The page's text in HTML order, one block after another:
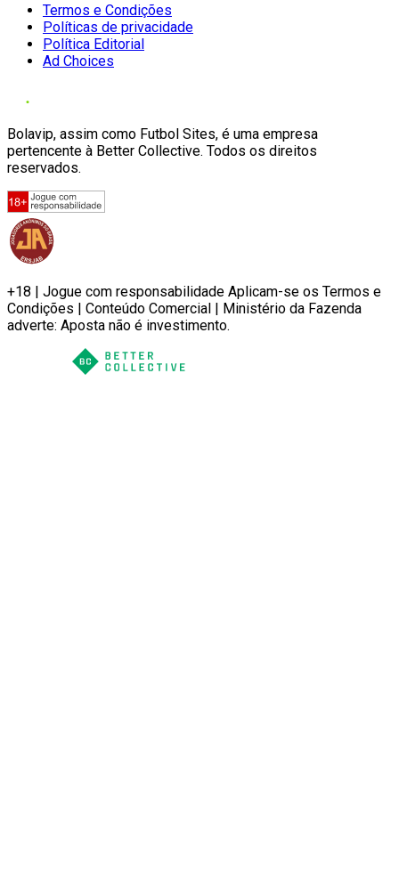
Termos e Condições
Políticas de privacidade
Política Editorial
Ad Choices
Bolavip, assim como Futbol Sites, é uma empresa
pertencente à Better Collective. Todos os direitos
reservados.
+18 | Jogue com responsabilidade Aplicam-se os Termos e
Condições | Conteúdo Comercial | Ministério da Fazenda
adverte: Aposta não é investimento.